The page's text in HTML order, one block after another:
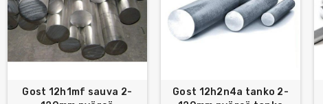
Gost 12h1mf sauva 2-
Gost 12h2n4a tanko 2-